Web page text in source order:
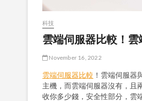
科技
雲端伺服器比較！
November 16, 2022
雲端伺服器比較 ！雲端伺服器
主機，而雲端伺服器沒有，且
收你多少錢，安全性部分，雲